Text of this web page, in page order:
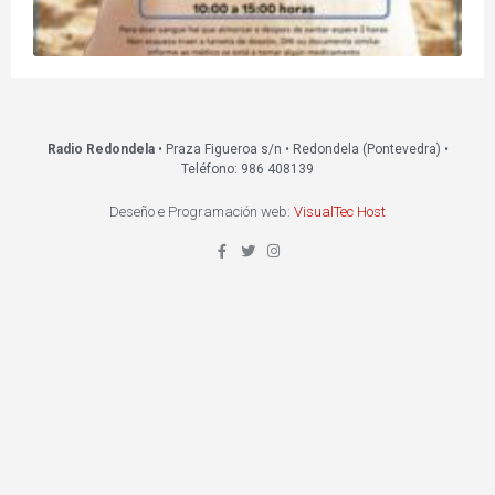
Radio Redondela• Praza Figueroa s/n • Redondela (Pontevedra) •
Teléfono: 986 408139
Deseño e Programación web: VisualTec Host